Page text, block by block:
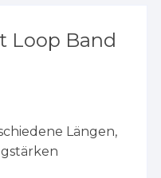
Loop Band
Längen,